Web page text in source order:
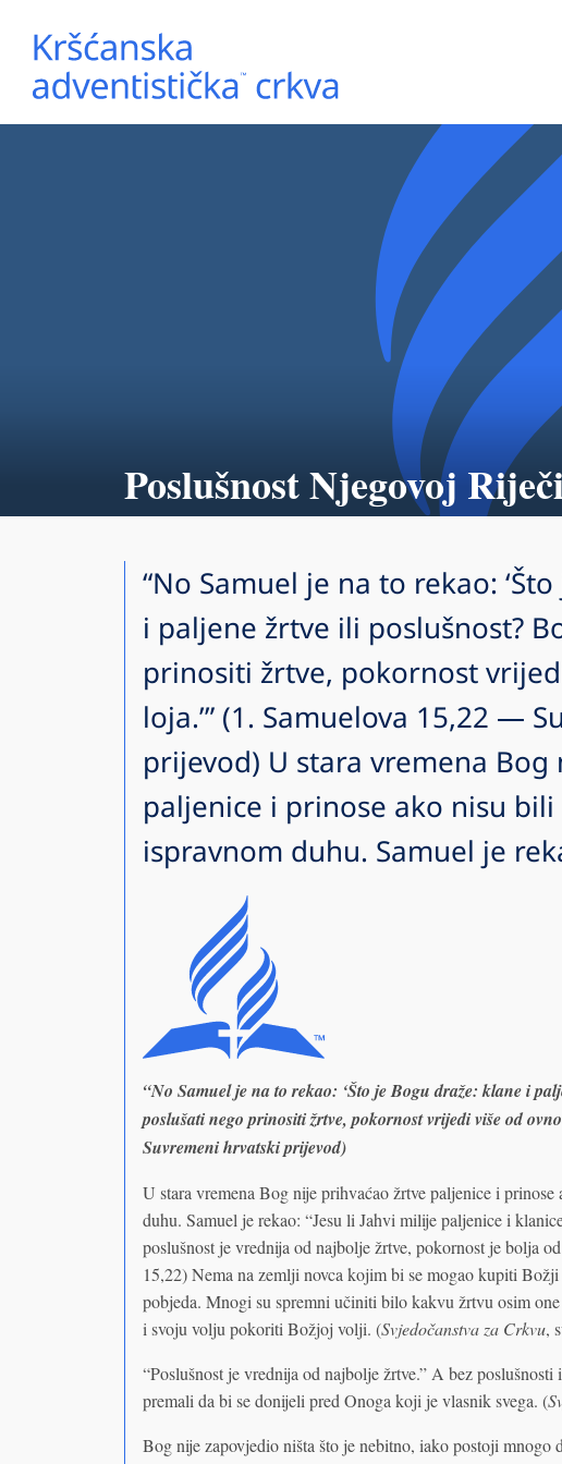
Poslušnost Njegovoj
“No Samuel je na to rekao:
i paljene žrtve ili poslušnost?
prinositi žrtve, pokornost
loja.’” (1. Samuelova 15,22 —
prijevod) U stara vremena
paljenice i prinose ako nisu
ispravnom duhu. Samuel je
“No Samuel je na to rekao: ‘Što je Bogu draže: klane i
poslušati nego prinositi žrtve, pokornost vrijedi više od
Suvremeni hrvatski prijevod)
U stara vremena Bog nije prihvaćao žrtve paljenice i
duhu. Samuel je rekao: “Jesu li Jahvi milije paljenice i
poslušnost je vrednija od najbolje žrtve, pokornost je bolja
15,22) Nema na zemlji novca kojim bi se mogao kupiti
pobjeda. Mnogi su spremni učiniti bilo kakvu žrtvu osim
i svoju volju pokoriti Božjoj volji. (Svjedočanstva za Crkvu,
“Poslušnost je vrednija od najbolje žrtve.” A bez
premali da bi se donijeli pred Onoga koji je vlasnik svega. (
Bog nije zapovjedio ništa što je nebitno, iako postoji mnogo